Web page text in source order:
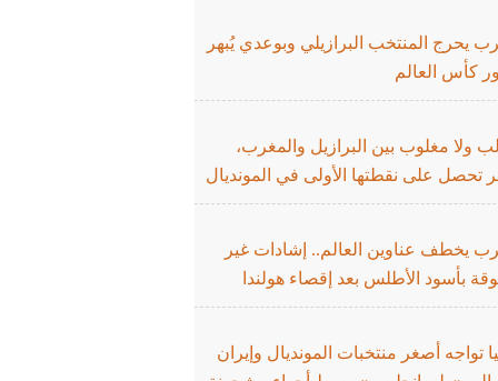
يحرج المنتخب البرازيلي وبوعدي يُبهر
كأس العالم
ولا مغلوب بين البرازيل والمغرب،
تحصل على نقطتها الأولى في المونديال
يخطف عناوين العالم.. إشادات غير
بأسود الأطلس بعد إقصاء هولندا
تواجه أصغر منتخبات المونديال وإيران